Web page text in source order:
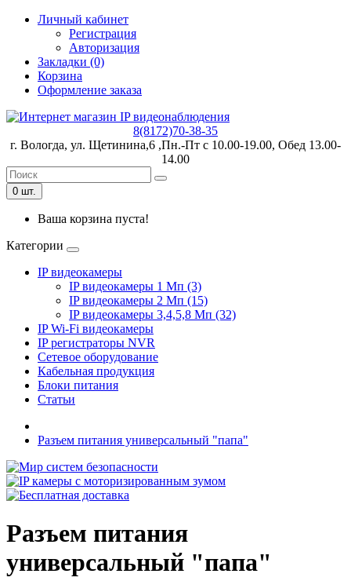
Личный кабинет
Регистрация
Авторизация
Закладки (0)
Корзина
Оформление заказа
8(8172)70-38-35
г. Вологда, ул. Щетинина,6 ,Пн.-Пт с 10.00-19.00, Обед 13.00-
14.00
0 шт.
Ваша корзина пуста!
Категории
IP видеокамеры
IP видеокамеры 1 Мп (3)
IP видеокамеры 2 Мп (15)
IP видеокамеры 3,4,5,8 Мп (32)
IP Wi-Fi видеокамеры
IP регистраторы NVR
Сетевое оборудование
Кабельная продукция
Блоки питания
Статьи
Разъем питания универсальный "папа"
Разъем питания
универсальный "папа"